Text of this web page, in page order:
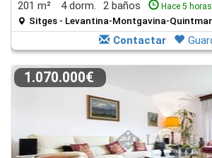
201 m² 4 dorm. 2 baños Hace 5 horas
Sitges - Levantina-Montgavina-Quintmar
Contactar
1.070.000€